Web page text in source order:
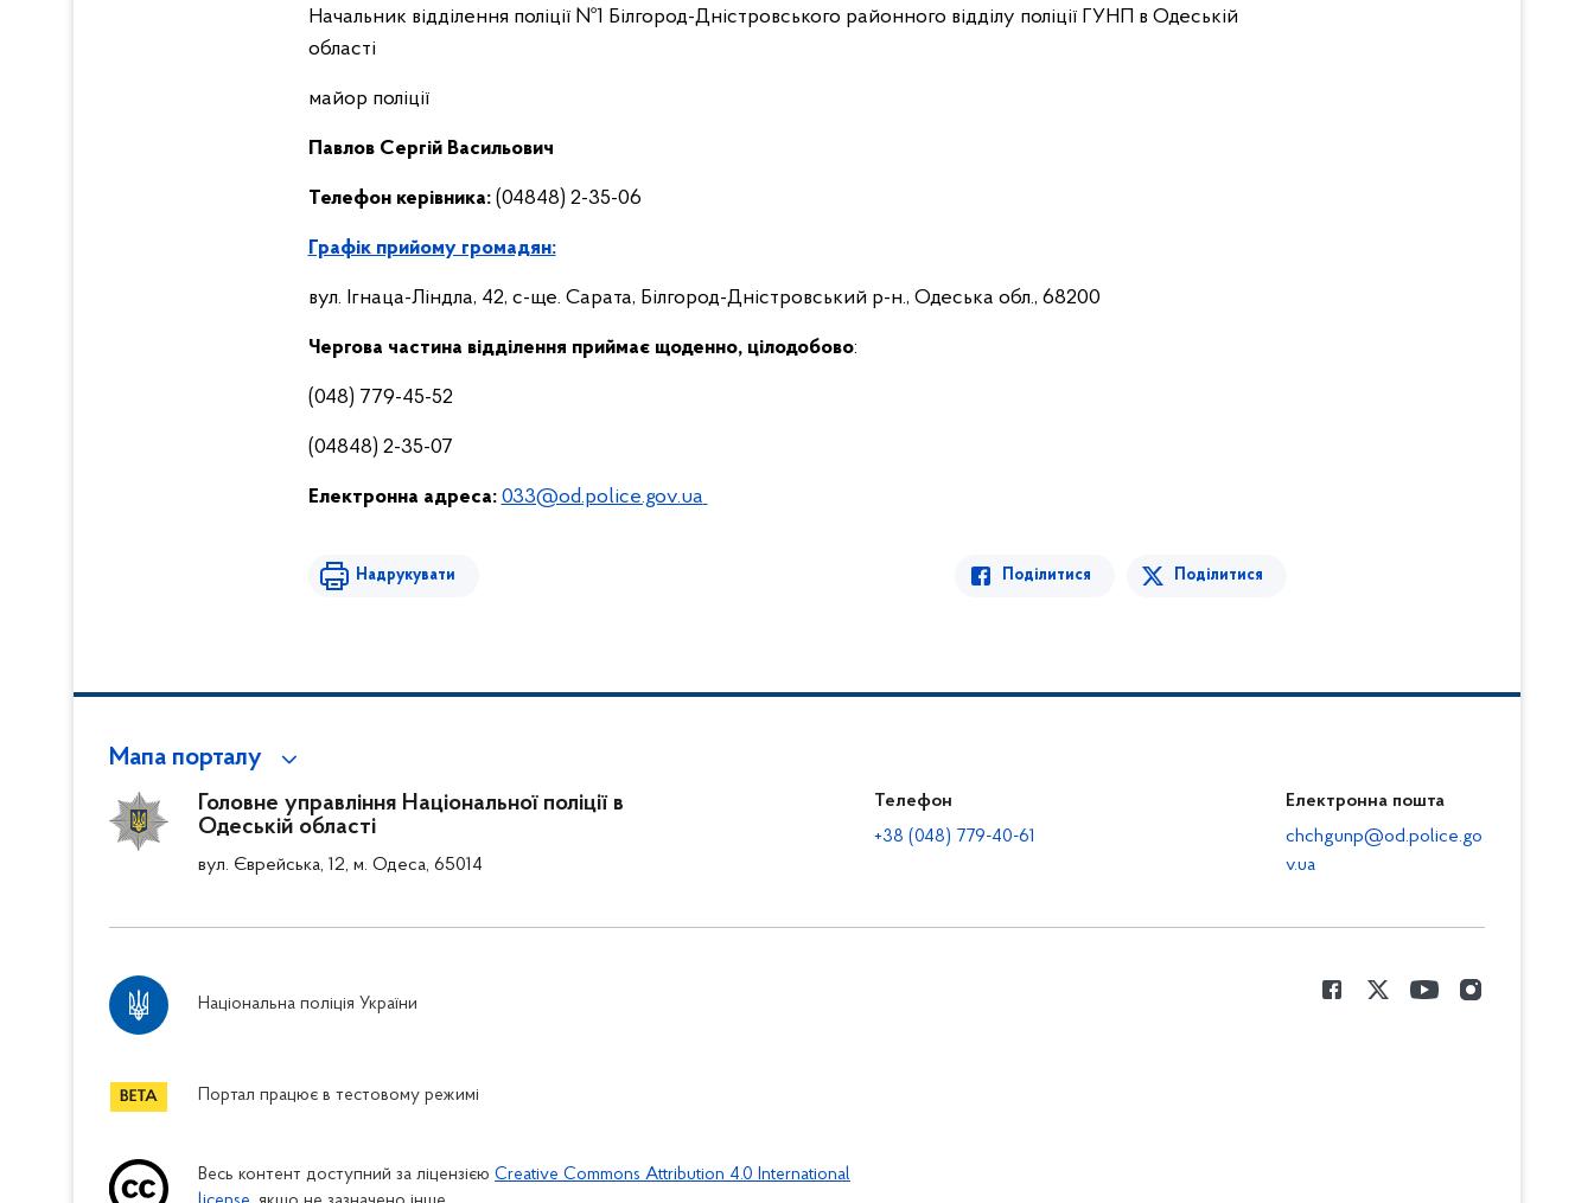
Начальник відділення поліції №1 Білгород-Дністровського районного відділу поліції ГУНП в Одеській
області
майор поліції
Павлов Сергій Васильович
Телефон керівника: (04848) 2-35-06
Графік прийому громадян:
вул. Ігнаца-Ліндла, 42, с-ще. Сарата, Білгород-Дністровський р-н., Одеська обл., 68200
Чергова частина відділення приймає щоденно, цілодобово:
(048) 779-45-52
(04848) 2-35-07
Електронна адреса: 033@od.police.gov.ua
Надрукувати Поділитися Поділитися
Мапа порталу
Головне управління Національної поліції в
Одеській області
вул. Єврейська, 12, м. Одеса, 65014
Телефон
+38 (048) 779-40-61
Електронна пошта
chchgunp@od.police.go
v.ua
Національна поліція України
Портал працює в тестовому режимі
Весь контент доступний за ліцензією Creative Commons Attribution 4.0 International